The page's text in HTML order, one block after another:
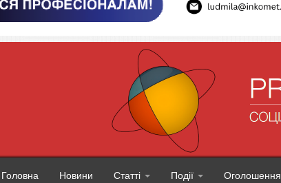
Головна Новини Статті Події Оголошення